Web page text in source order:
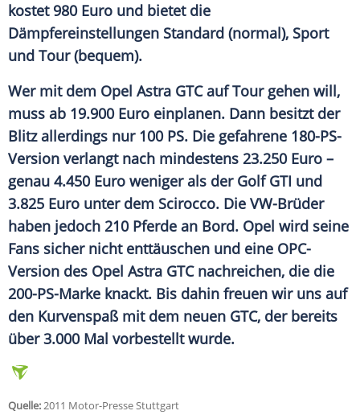
kostet 980 Euro und bietet die
Dämpfereinstellungen Standard (normal), Sport
und Tour (bequem).
Wer mit dem Opel Astra GTC auf Tour gehen will,
muss ab 19.900 Euro einplanen. Dann besitzt der
Blitz allerdings nur 100 PS. Die gefahrene 180-PS-
Version verlangt nach mindestens 23.250 Euro –
genau 4.450 Euro weniger als der Golf GTI und
3.825 Euro unter dem Scirocco. Die VW-Brüder
haben jedoch 210 Pferde an Bord. Opel wird seine
Fans sicher nicht enttäuschen und eine OPC-
Version des Opel Astra GTC nachreichen, die die
200-PS-Marke knackt. Bis dahin freuen wir uns auf
den Kurvenspaß mit dem neuen GTC, der bereits
über 3.000 Mal vorbestellt wurde.
Quelle:2011 Motor-Presse Stuttgart